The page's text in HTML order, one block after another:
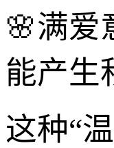
🌸满爱
能产生
这种“